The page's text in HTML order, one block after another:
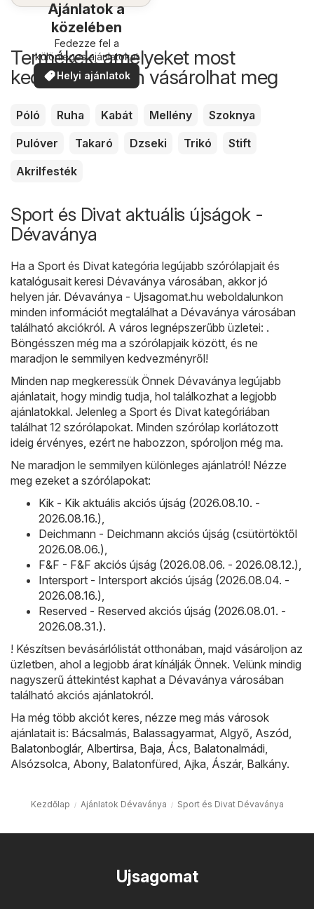
Ajánlatok a
közelében
Fedezze fel a
különleges ajánlatokat
Helyi ajánlatok
Termékek, amelyeket most
kedvezőbb áron vásárolhat meg
Póló Ruha Kabát Mellény
Szoknya
Pulóver
Takaró Dzseki Trikó
Stift
Akrilfesték
Sport és Divat aktuális újságok -
Dévaványa
Ha a Sport és Divat kategória legújabb szórólapjait és
katalógusait keresi Dévaványa városában, akkor jó
helyen jár. Dévaványa - Ujsagomat.hu weboldalunkon
minden információt megtalálhat a Dévaványa városában
található akciókról. A város legnépszerűbb üzletei: .
Böngésszen még ma a szórólapjaik között, és ne
maradjon le semmilyen kedvezményről!
Minden nap megkeressük Önnek Dévaványa legújabb
ajánlatait, hogy mindig tudja, hol találkozhat a legjobb
ajánlatokkal. Jelenleg a Sport és Divat kategóriában
találhat 12 szórólapokat. Minden szórólap korlátozott
ideig érvényes, ezért ne habozzon, spóroljon még ma.
Ne maradjon le semmilyen különleges ajánlatról! Nézze
meg ezeket a szórólapokat:
Kik - Kik aktuális akciós újság (2026.08.10. -
2026.08.16.)
Deichmann - Deichmann akciós újság (csütörtöktől
2026.08.06.)
F&F - F&F akciós újság (2026.08.06. - 2026.08.12.)
Intersport - Intersport akciós újság (2026.08.04. -
2026.08.16.)
Reserved - Reserved akciós újság (2026.08.01. -
2026.08.31.).
! Készítsen bevásárlólistát otthonában, majd vásároljon az
üzletben, ahol a legjobb árat kínálják Önnek. Velünk mindig
nagyszerű áttekintést kaphat a Dévaványa városában
található akciós ajánlatokról.
Ha még több akciót keres, nézze meg más városok
ajánlatait is: Bácsalmás Balassagyarmat Algyő Aszód
Balatonboglár, Albertirsa Baja Ács Balatonalmádi
Alsózsolca Abony, Balatonfüred Ajka Ászár, Balkány.
Kezdőlap Ajánlatok Dévaványa Sport és Divat Dévaványa
Ujsagomat